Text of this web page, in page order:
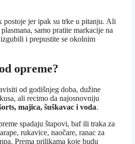
jer ipak su trke u pitanju. Ali
samo pratite markacije na
i prepustite se okolnim
opreme?
od godišnjeg doba, dužine
ali recimo da najosnovniju
majica, šuškavac i voda.
spadaju štapovi, baf ili traka za
rukavice, naočare, ranac za
Prema prilikama koje budu